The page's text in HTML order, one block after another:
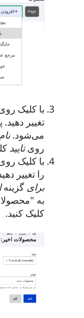
با کلیک
تغییر دهید.
می‌شود.
رویتایید
با کلیک
را تغییر
برای گزینه
به
کلیک کنید.